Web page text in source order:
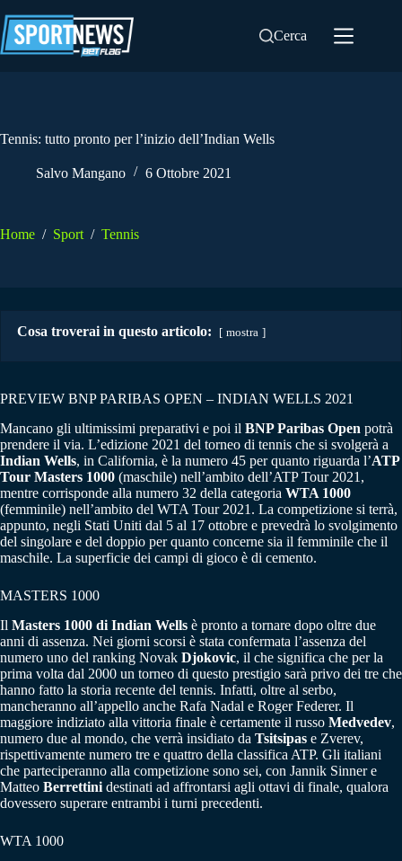
al
contenuto
Cerca
Tennis: tutto pronto per l’inizio dell’Indian Wells
Salvo Mangano 6 Ottobre 2021
Home / Sport / Tennis
Cosa troverai in questo articolo: mostra
PREVIEW BNP PARIBAS OPEN – INDIAN WELLS 2021
Mancano gli ultimissimi preparativi e poi il BNP Paribas Open potrà
prendere il via. L’edizione 2021 del torneo di tennis che si svolgerà a
Indian Wells, in California, è la numero 45 per quanto riguarda l’ATP
Tour Masters 1000 (maschile) nell’ambito dell’ATP Tour 2021,
mentre corrisponde alla numero 32 della categoria WTA 1000
(femminile) nell’ambito del WTA Tour 2021. La competizione si terrà,
appunto, negli Stati Uniti dal 5 al 17 ottobre e prevedrà lo svolgimento
del singolare e del doppio per quanto concerne sia il femminile che il
maschile. La superficie dei campi di gioco è di cemento.
MASTERS 1000
Il Masters 1000 di Indian Wells è pronto a tornare dopo oltre due
anni di assenza. Nei giorni scorsi è stata confermata l’assenza del
numero uno del ranking Novak Djokovic, il che significa che per la
prima volta dal 2000 un torneo di questo prestigio sarà privo dei tre che
hanno fatto la storia recente del tennis. Infatti, oltre al serbo,
mancheranno all’appello anche Rafa Nadal e Roger Federer. Il
maggiore indiziato alla vittoria finale è certamente il russo Medvedev,
numero due al mondo, che verrà insidiato da Tsitsipas e Zverev,
rispettivamente numero tre e quattro della classifica ATP. Gli italiani
che parteciperanno alla competizione sono sei, con Jannik Sinner e
Matteo Berrettini destinati ad affrontarsi agli ottavi di finale, qualora
dovessero superare entrambi i turni precedenti.
WTA 1000